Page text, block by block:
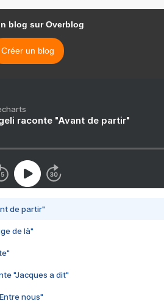
blog sur Overblog
Créer un blog
raconte "Avant de partir"
de partir"
de là"
"Jacques a dit"
nous"